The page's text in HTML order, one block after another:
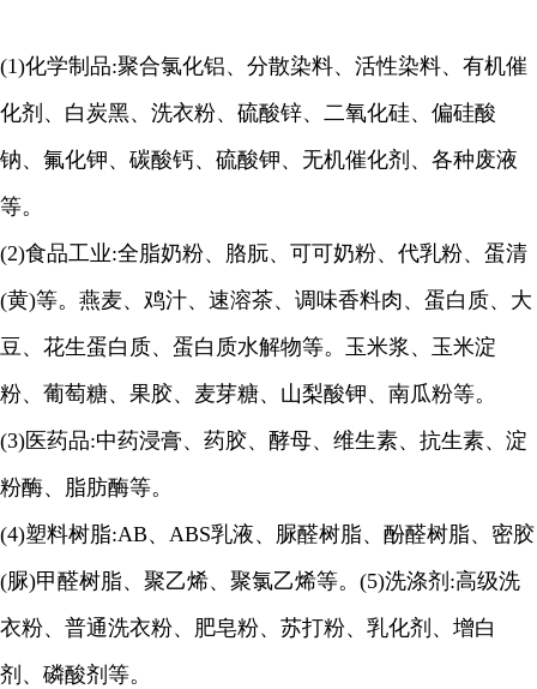
(1)化学制品:聚合氯化铝、分散染料、活性染料、有机催
化剂、白炭黑、洗衣粉、硫酸锌、二氧化硅、偏硅酸
钠、氟化钾、碳酸钙、硫酸钾、无机催化剂、各种废液
等。
(2)食品工业:全脂奶粉、胳朊、可可奶粉、代乳粉、蛋清
(黄)等。燕麦、鸡汁、速溶茶、调味香料肉、蛋白质、大
豆、花生蛋白质、蛋白质水解物等。玉米浆、玉米淀
粉、葡萄糖、果胶、麦芽糖、山梨酸钾、南瓜粉等。
(3)医药品:中药浸膏、药胶、酵母、维生素、抗生素、淀
粉酶、脂肪酶等。
(4)塑料树脂:AB、 ABS乳液、脲醛树脂、酚醛树脂、密胶
(脲)甲醛树脂、聚乙烯、聚氯乙烯等。 (5)洗涤剂 :高级洗
衣粉、普通洗衣粉、肥皂粉、苏打粉、乳化剂、增白
剂、磷酸剂等。